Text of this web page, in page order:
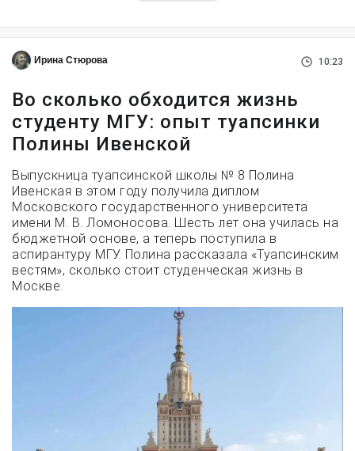
Ирина Стюрова 10:23
Во сколько обходится жизнь
студенту МГУ: опыт туапсинки
Полины Ивенской
Выпускница туапсинской школы № 8 Полина
Ивенская в этом году получила диплом
Московского государственного университета
имени М. В. Ломоносова. Шесть лет она училась на
бюджетной основе, а теперь поступила в
аспирантуру МГУ. Полина рассказала «Туапсинским
вестям», сколько стоит студенческая жизнь в
Москве.